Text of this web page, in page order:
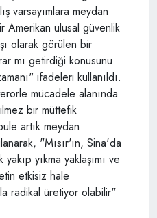
varsayımlara meydan
Amerikan ulusal güvenlik
olarak görülen bir
mı getirdiği konusunu
ifadeleri kullanıldı.
mücadele alanında
bir müttefik
artık meydan
"Mısır'ın, Sina'da
yıkma yaklaşımı ve
etkisiz hale
radikal üretiyor olabilir"